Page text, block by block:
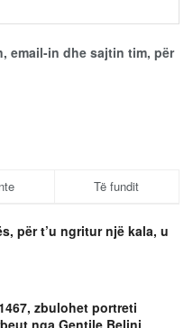
email-in dhe sajtin tim, për
Të fundit
për t’u ngritur një kala, u
zbulohet portreti